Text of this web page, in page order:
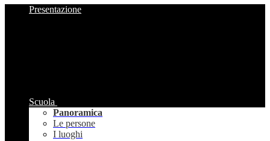
Presentazione
Scuola
Panoramica
Le persone
I luoghi